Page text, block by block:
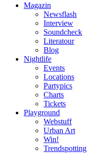
Magazin
Newsflash
Interview
Soundcheck
Literatour
Blog
Nightlife
Events
Locations
Partypics
Charts
Tickets
Playground
Webstuff
Urban Art
Win!
Trendspotting